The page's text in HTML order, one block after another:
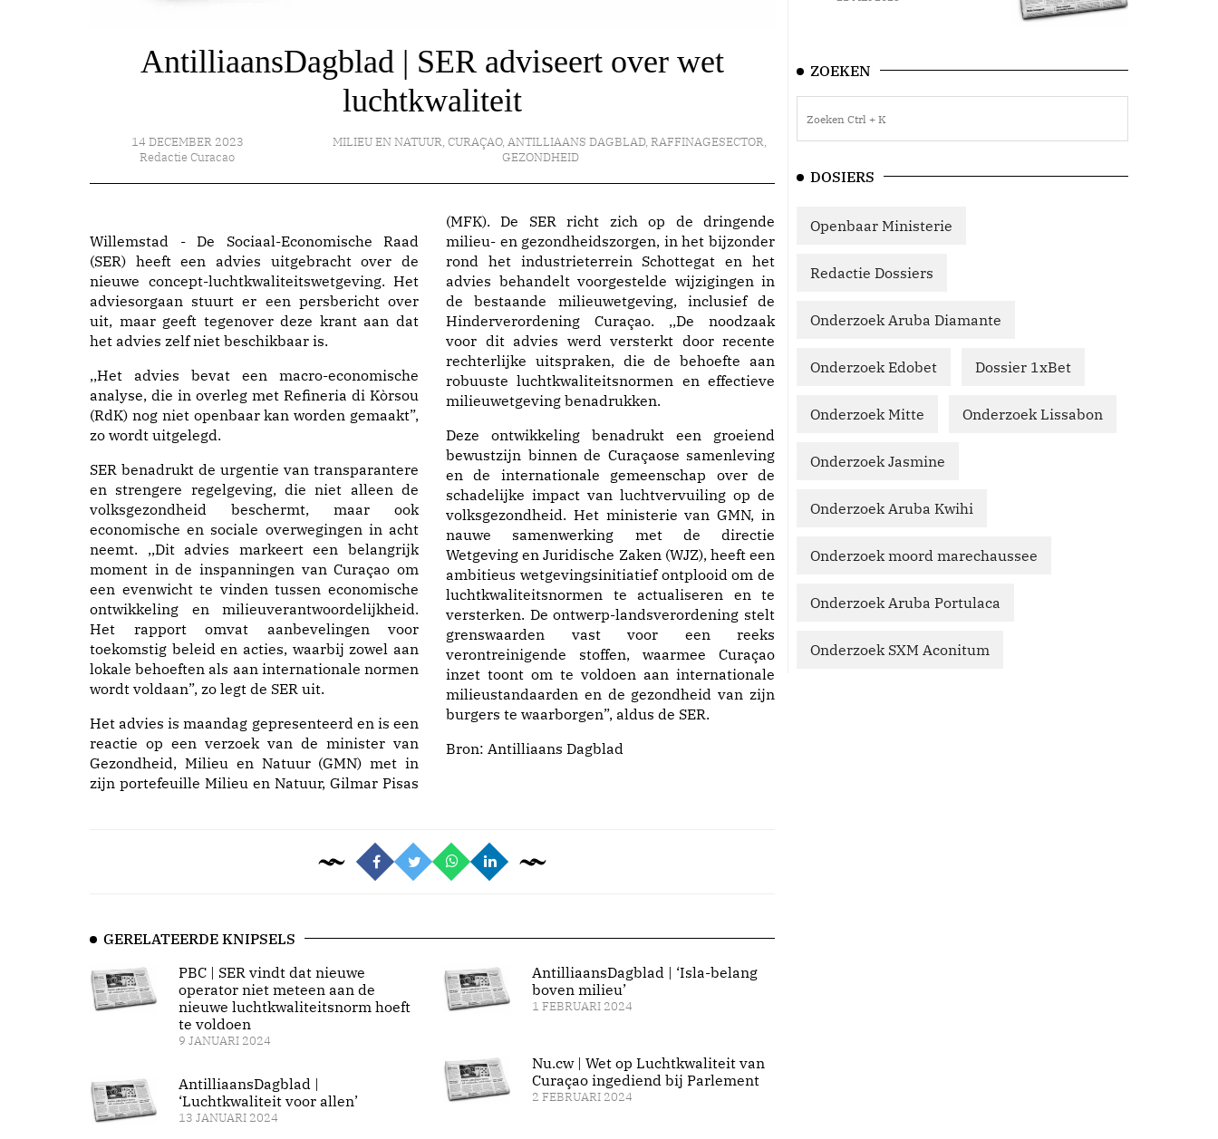
AntilliaansDagblad | SER adviseert over wet
luchtkwaliteit
14 DECEMBER 2023
Redactie Curacao
MILIEU EN NATUUR,CURAÇAO,ANTILLIAANS DAGBLAD,RAFFINAGESECTOR,
GEZONDHEID
Willemstad - De Sociaal-Economische Raad
(SER) heeft een advies uitgebracht over de
nieuwe concept-luchtkwaliteitswetgeving. Het
adviesorgaan stuurt er een persbericht over
uit, maar geeft tegenover deze krant aan dat
het advies zelf niet beschikbaar is.
,,Het advies bevat een macro-economische
analyse, die in overleg met Refineria di Kòrsou
(RdK) nog niet openbaar kan worden gemaakt”,
zo wordt uitgelegd.
SER benadrukt de urgentie van transparantere
en strengere regelgeving, die niet alleen de
volksgezondheid beschermt, maar ook
economische en sociale overwegingen in acht
neemt. ,,Dit advies markeert een belangrijk
moment in de inspanningen van Curaçao om
een evenwicht te vinden tussen economische
ontwikkeling en milieuverantwoordelijkheid.
Het rapport omvat aanbevelingen voor
toekomstig beleid en acties, waarbij zowel aan
lokale behoeften als aan internationale normen
wordt voldaan”, zo legt de SER uit.
Het advies is maandag gepresenteerd en is een
reactie op een verzoek van de minister van
Gezondheid, Milieu en Natuur (GMN) met in
zijn portefeuille Milieu en Natuur, Gilmar Pisas
(MFK). De SER richt zich op de dringende
milieu- en gezondheidszorgen, in het bijzonder
rond het industrieterrein Schottegat en het
advies behandelt voorgestelde wijzigingen in
de bestaande milieuwetgeving, inclusief de
Hinderverordening Curaçao. ,,De noodzaak
voor dit advies werd versterkt door recente
rechterlijke uitspraken, die de behoefte aan
robuuste luchtkwaliteitsnormen en effectieve
milieuwetgeving benadrukken.
Deze ontwikkeling benadrukt een groeiend
bewustzijn binnen de Curaçaose samenleving
en de internationale gemeenschap over de
schadelijke impact van luchtvervuiling op de
volksgezondheid. Het ministerie van GMN, in
nauwe samenwerking met de directie
Wetgeving en Juridische Zaken (WJZ), heeft een
ambitieus wetgevingsinitiatief ontplooid om de
luchtkwaliteitsnormen te actualiseren en te
versterken. De ontwerp-landsverordening stelt
grenswaarden vast voor een reeks
verontreinigende stoffen, waarmee Curaçao
inzet toont om te voldoen aan internationale
milieustandaarden en de gezondheid van zijn
burgers te waarborgen”, aldus de SER.
Bron: Antilliaans Dagblad
GERELATEERDE KNIPSELS
PBC | SER vindt dat nieuwe
operator niet meteen aan de
nieuwe luchtkwaliteitsnorm hoeft
te voldoen
9 JANUARI 2024
AntilliaansDagblad |
‘Luchtkwaliteit voor allen’
13 JANUARI 2024
AntilliaansDagblad | ‘Isla-belang
boven milieu’
1 FEBRUARI 2024
Nu.cw | Wet op Luchtkwaliteit van
Curaçao ingediend bij Parlement
2 FEBRUARI 2024
ZOEKEN
DOSIERS
Openbaar Ministerie
Redactie Dossiers
Onderzoek Aruba Diamante
Onderzoek Edobet Dossier 1xBet
Onderzoek Mitte Onderzoek Lissabon
Onderzoek Jasmine
Onderzoek Aruba Kwihi
Onderzoek moord marechaussee
Onderzoek Aruba Portulaca
Onderzoek SXM Aconitum